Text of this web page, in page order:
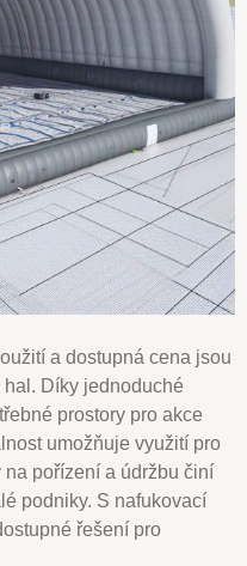
a dostupná cena jsou
Díky jednoduché
prostory pro akce
umožňuje využití pro
pořízení a údržbu činí
podniky. S nafukovací
řešení pro